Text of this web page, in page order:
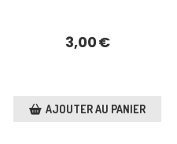
3,00€
AJOUTER AU PANIER